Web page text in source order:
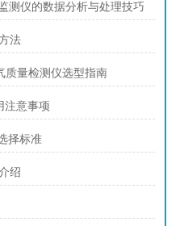
测仪的数据分析与处理技巧
法
质量检测仪选型指南
注意事项
择标准
绍